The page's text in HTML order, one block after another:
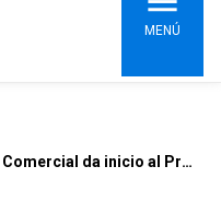
MENÚ
Ingeniería Comercial da inicio al Programa de Mentoring 2023